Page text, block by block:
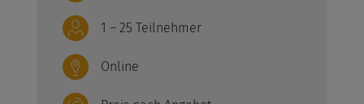
1 – 25 Teilnehmer
Online